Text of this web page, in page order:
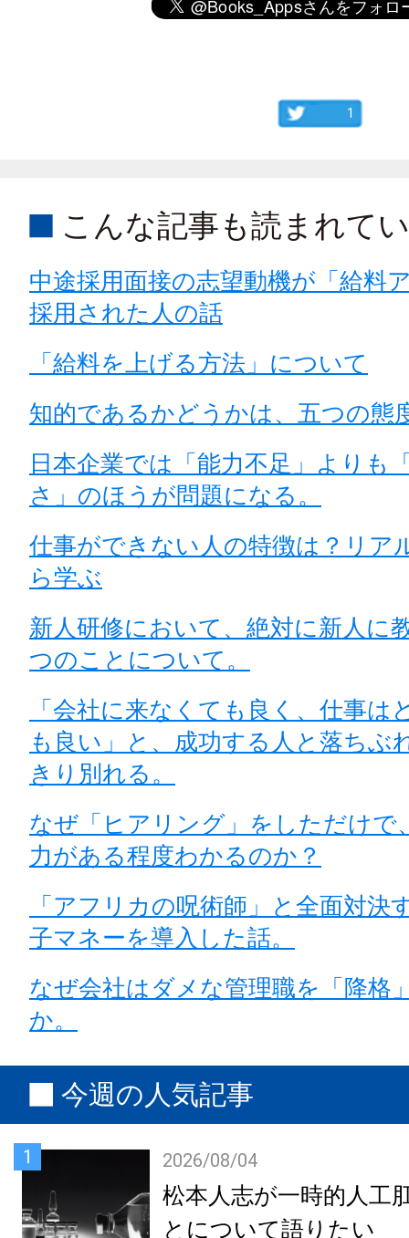
1
こんな記事も読まれて
中途採用面接の志望動機が「給料
採用された人の話
「給料を上げる方法」について
知的であるかどうかは、五つの態
日本企業では「能力不足」よりも
さ」のほうが問題になる。
仕事ができない人の特徴は？リア
ら学ぶ
新人研修において、絶対に新人に
つのことについて。
「会社に来なくても良く、仕事は
も良い」と、成功する人と落ちぶ
きり別れる。
なぜ「ヒアリング」をしただけで
力がある程度わかるのか？
「アフリカの呪術師」と全面対決
子マネーを導入した話。
なぜ会社はダメな管理職を「降格
か。
今週の人気記事
1 2026/08/04
松本人志が一時的人工
とについて語りたい